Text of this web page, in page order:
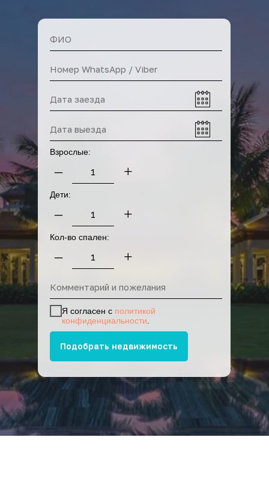
Взрослые:
– +
Дети:
– +
Кол-во спален:
– +
Я согласен с политикой
конфиденциальности
Подобрать недвижимость
Прокат байков
Прокат машин
Аренда вилл